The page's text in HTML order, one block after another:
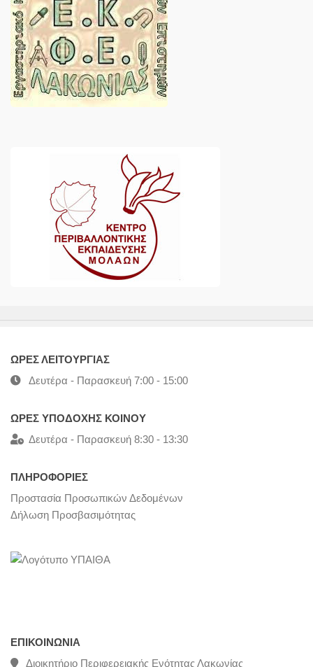
ΩΡΕΣ ΛΕΙΤΟΥΡΓΙΑΣ
Δευτέρα - Παρασκευή 7:00 - 15:00
ΩΡΕΣ ΥΠΟΔΟΧΗΣ ΚΟΙΝΟΥ
Δευτέρα - Παρασκευή 8:30 - 13:30
ΠΛΗΡΟΦΟΡΙΕΣ
Προστασία Προσωπικών Δεδομένων
Δήλωση Προσβασιμότητας
ΕΠΙΚΟΙΝΩΝΊΑ
Διοικητήριο Περιφερειακής Ενότητας Λακωνίας